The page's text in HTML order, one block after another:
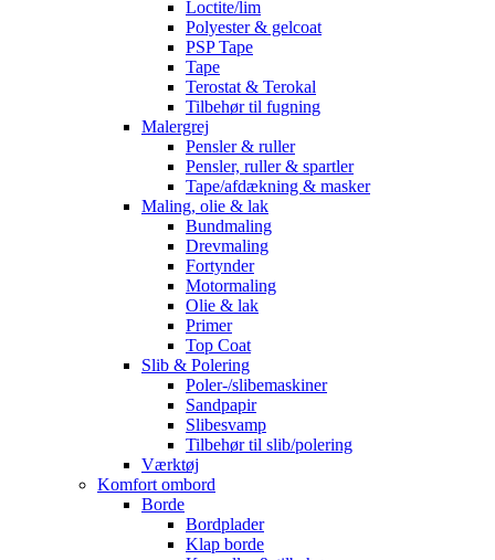
Loctite/lim
Polyester & gelcoat
PSP Tape
Tape
Terostat & Terokal
Tilbehør til fugning
Malergrej
Pensler & ruller
Pensler, ruller & spartler
Tape/afdækning & masker
Maling, olie & lak
Bundmaling
Drevmaling
Fortynder
Motormaling
Olie & lak
Primer
Top Coat
Slib & Polering
Poler-/slibemaskiner
Sandpapir
Slibesvamp
Tilbehør til slib/polering
Værktøj
Komfort ombord
Borde
Bordplader
Klap borde